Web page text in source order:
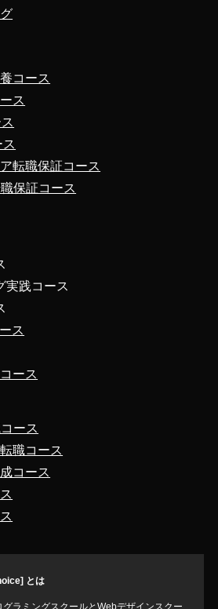
コース
ス
転職保証コース
保証コース
実践コース
ス
ース
ース
職コース
コース
とは
ラミングスクールとWebデザインスクー